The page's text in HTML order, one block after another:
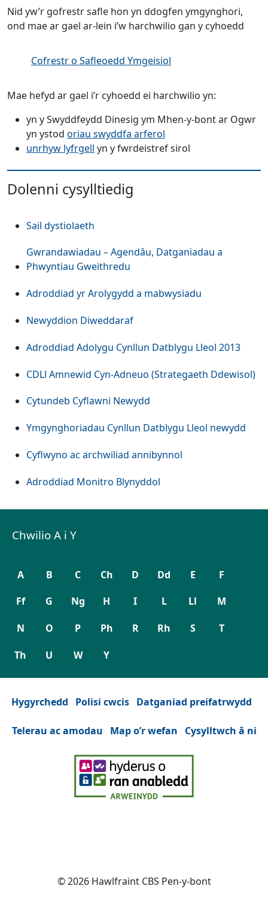
Nid yw’r gofrestr safle hon yn ddogfen ymgynghori,
ond mae ar gael ar-lein i’w harchwilio gan y cyhoedd
Cofrestr o Safleoedd Ymgeisiol
Mae hefyd ar gael i’r cyhoedd ei harchwilio yn:
yn y Swyddfeydd Dinesig ym Mhen-y-bont ar Ogwr
yn ystod oriau swyddfa arferol
unrhyw lyfrgell (Yn agor mewn tab neu ffenest
yn y fwrdeistref sirol
Dolenni cysylltiedig
Sail dystiolaeth
Gwrandawiadau – Agendâu, Datganiadau a
Phwyntiau Gweithredu
Adroddiad yr Arolygydd a mabwysiadu
Newyddion Diweddaraf
Adroddiad Adolygu Cynllun Datblygu Lleol 2013
CDLl Amnewid Cyn-Adneuo (Strategaeth Ddewisol)
Cytundeb Cyflawni Newydd
Ymgynghoriadau Cynllun Datblygu Lleol newydd
Cyflwyno ac archwiliad annibynnol
Adroddiad Monitro Blynyddol
Chwilio A i Y
A B C Ch D Dd E F
Ff G Ng H I L Ll M
N O P Ph R Rh S T
Th U W Y
Hygyrchedd Polisi cwcis Datganiad preifatrwydd
Telerau ac amodau Map o’r wefan Cysylltwch â ni
© 2026 Hawlfraint CBS Pen-y-bont